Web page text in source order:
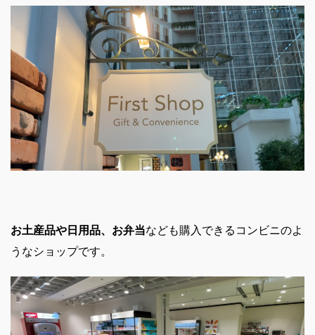
お土産品や日用品、お弁当なども購入できるコンビニのよ
うなショップです。